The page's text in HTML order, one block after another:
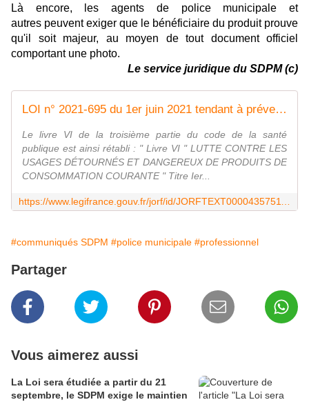
Là encore, les agents de police municipale et
autres peuvent exiger que le bénéficiaire du produit prouve
qu'il soit majeur, au moyen de tout document officiel
comportant une photo.
Le service juridique du SDPM (c)
LOI n° 2021-695 du 1er juin 2021 tendant à prévenir les usages dangereux du protoxyde d'azote (1)
Le livre VI de la troisième partie du code de la santé
publique est ainsi rétabli : " Livre VI " LUTTE CONTRE LES
USAGES DÉTOURNÉS ET DANGEREUX DE PRODUITS DE
CONSOMMATION COURANTE " Titre Ier...
#communiqués SDPM #police municipale #professionnel
Partager
Vous aimerez aussi
La Loi sera étudiée a partir du 21
septembre, le SDPM exige le maintien